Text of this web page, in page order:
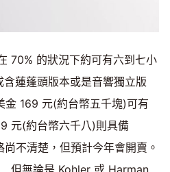
70% 的狀況下約可有六到七小
蓮蓬頭版本或是音響獨立版
金 169 元(約台幣五千塊)可有
元(約台幣六千八)則具備
不清楚，但預計今年會開賣。
但無論是 Kohler 或 Harman